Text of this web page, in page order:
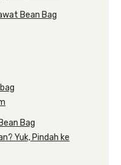
Bean Bag
Bag
Yuk, Pindah ke